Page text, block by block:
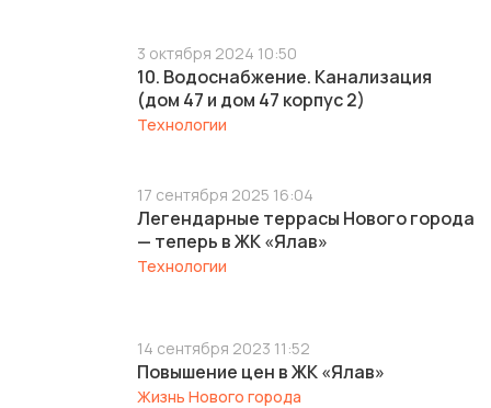
3 октября 2024 10:50
10. Водоснабжение. Канализация
(дом 47 и дом 47 корпус 2)
Технологии
17 сентября 2025 16:04
Легендарные террасы Нового города
— теперь в ЖК «Ялав»
Технологии
14 сентября 2023 11:52
Повышение цен в ЖК «Ялав»
Жизнь Нового города